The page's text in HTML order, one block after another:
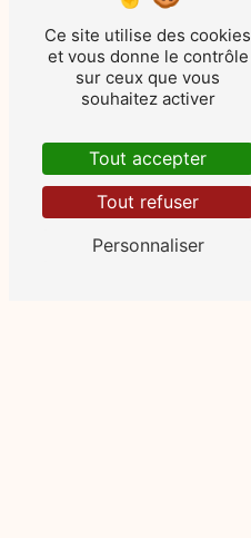
Ce site utilise des cookies
et vous donne le contrôle
sur ceux que vous
souhaitez activer
Tout accepter
Tout refuser
Personnaliser